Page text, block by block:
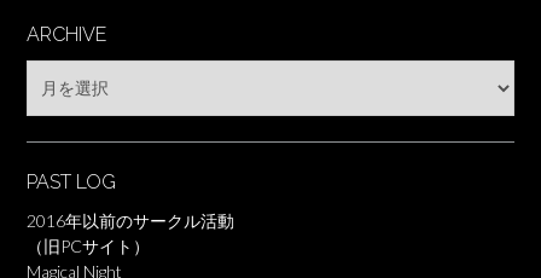
ARCHIVE
PAST LOG
2016年以前のサークル活動
（旧PCサイト）
Magical Night